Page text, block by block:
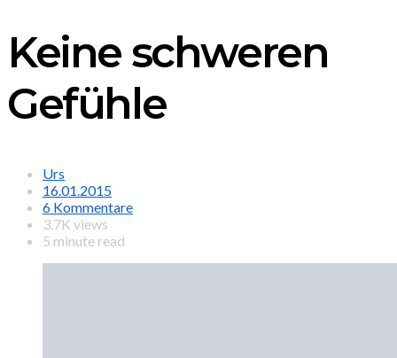
Keine schweren
Gefühle
Urs
16.01.2015
6 Kommentare
3.7K views
5 minute read